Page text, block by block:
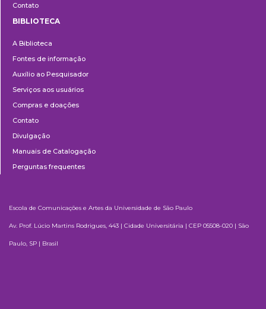
Contato
BIBLIOTECA
A Biblioteca
Fontes de informação
Auxílio ao Pesquisador
Serviços aos usuários
Compras e doações
Contato
Divulgação
Manuais de Catalogação
Perguntas frequentes
Escola de Comunicações e Artes da Universidade de São Paulo
Av. Prof. Lúcio Martins Rodrigues, 443 | Cidade Universitária | CEP 05508-020 | São
Paulo, SP | Brasil